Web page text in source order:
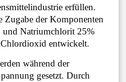
erfüllen.
Zugabe der Komponenten
und Natriumchlorit 25%
entwickelt.
während der
gesetzt. Durch